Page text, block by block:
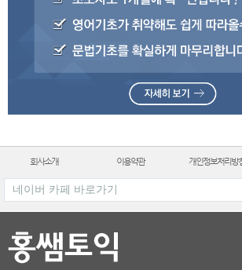
회사소개 이용약관 개인정보처리방